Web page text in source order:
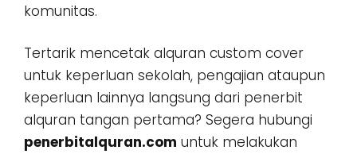
komunitas.
Tertarik mencetak alquran custom cover
untuk keperluan sekolah, pengajian ataupun
keperluan lainnya langsung dari penerbit
alquran tangan pertama? Segera hubungi
penerbitalquran.com untuk melakukan